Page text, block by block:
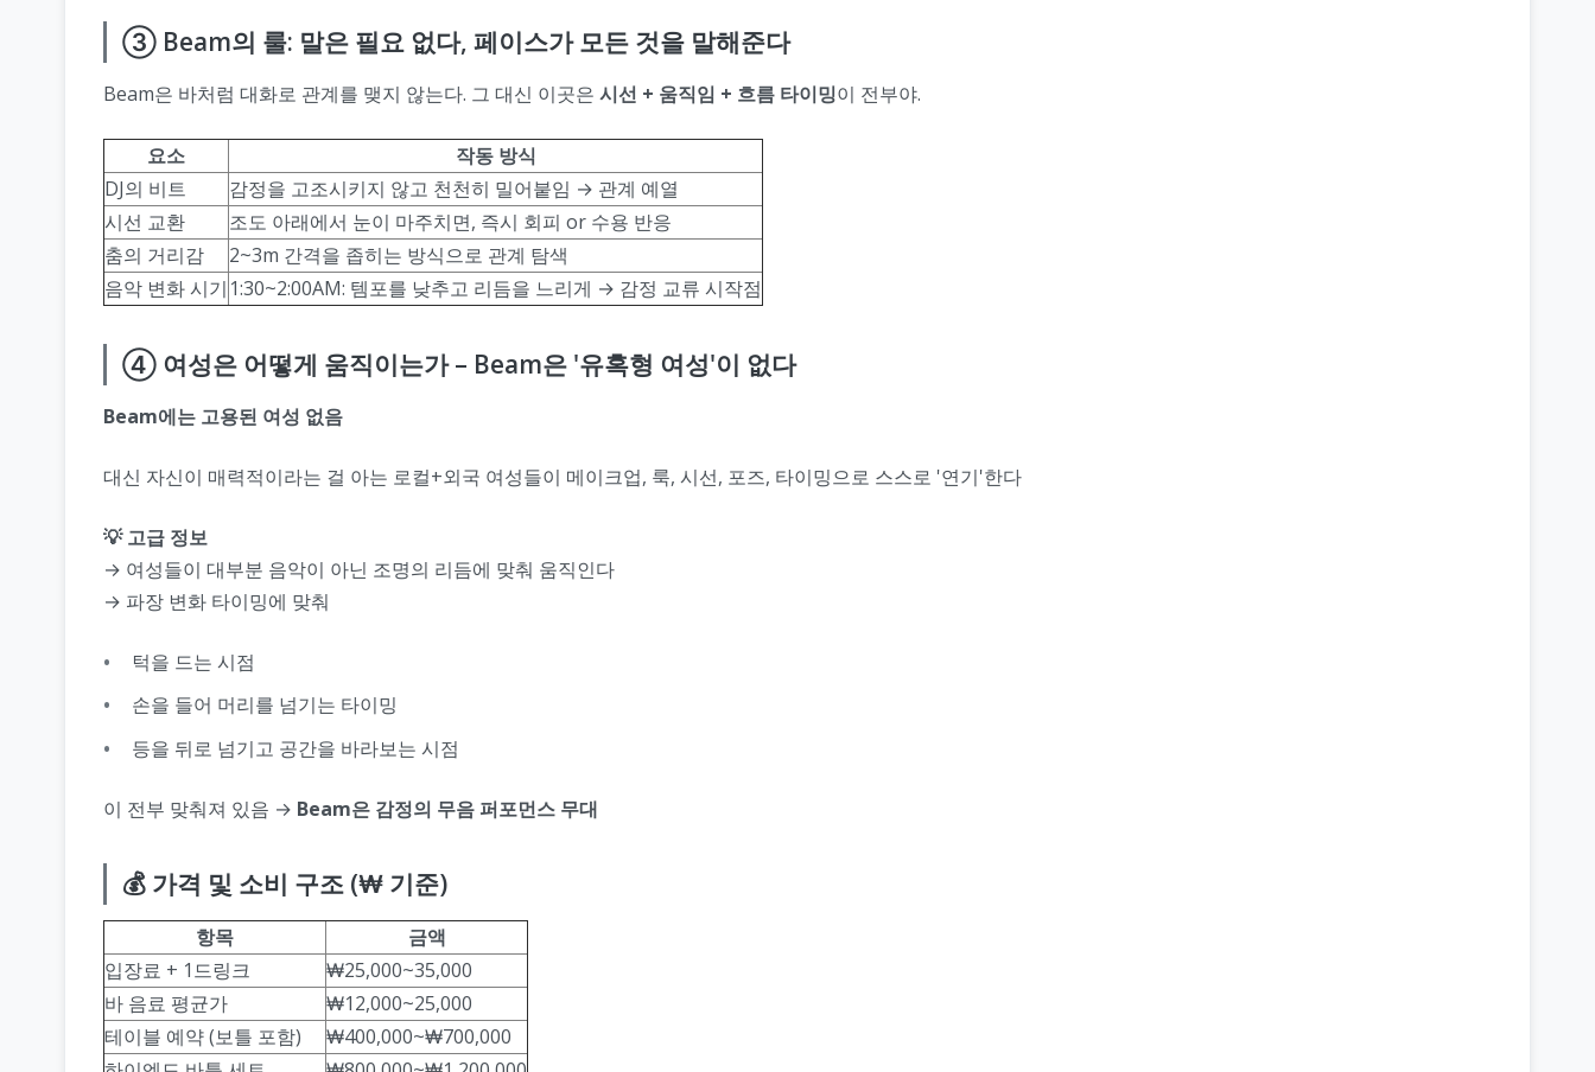
③ Beam의 룰: 말은 필요 없다, 페이스가 모든 것을 말해준다
Beam은 바처럼 대화로 관계를 맺지 않는다. 그 대신 이곳은 시선 + 움직임 + 흐름 타이밍이 전부야.
요소
작동 방식
DJ의 비트
감정을 고조시키지 않고 천천히 밀어붙임 → 관계 예열
시선 교환
조도 아래에서 눈이 마주치면, 즉시 회피 or 수용 반응
춤의 거리감
2~3m 간격을 좁히는 방식으로 관계 탐색
음악 변화 시기 1:30~2:00AM: 템포를 낮추고 리듬을 느리게 → 감정 교류 시작점
④ 여성은 어떻게 움직이는가 – Beam은 '유혹형 여성'이 없다
Beam에는 고용된 여성 없음
대신 자신이 매력적이라는 걸 아는 로컬+외국 여성들이 메이크업, 룩, 시선, 포즈, 타이밍으로 스스로 '연기'한다
💡 고급 정보
→ 여성들이 대부분 음악이 아닌 조명의 리듬에 맞춰 움직인다
→ 파장 변화 타이밍에 맞춰
턱을 드는 시점
손을 들어 머리를 넘기는 타이밍
등을 뒤로 넘기고 공간을 바라보는 시점
이 전부 맞춰져 있음 → Beam은 감정의 무음 퍼포먼스 무대
💰 가격 및 소비 구조 (₩ 기준)
항목
금액
입장료 + 1드링크
₩25,000~35,000
바 음료 평균가
₩12,000~25,000
테이블 예약 (보틀 포함)
₩400,000~₩700,000